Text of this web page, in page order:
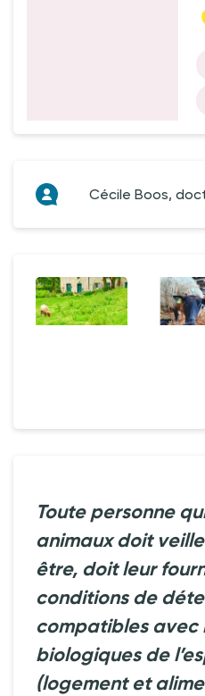
Cécile Boos,
Toute personne
animaux doit
être, doit leur
conditions de
compatibles avec
biologiques de
(logement et